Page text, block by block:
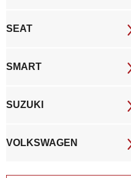
SEAT
SMART
SUZUKI
VOLKSWAGEN